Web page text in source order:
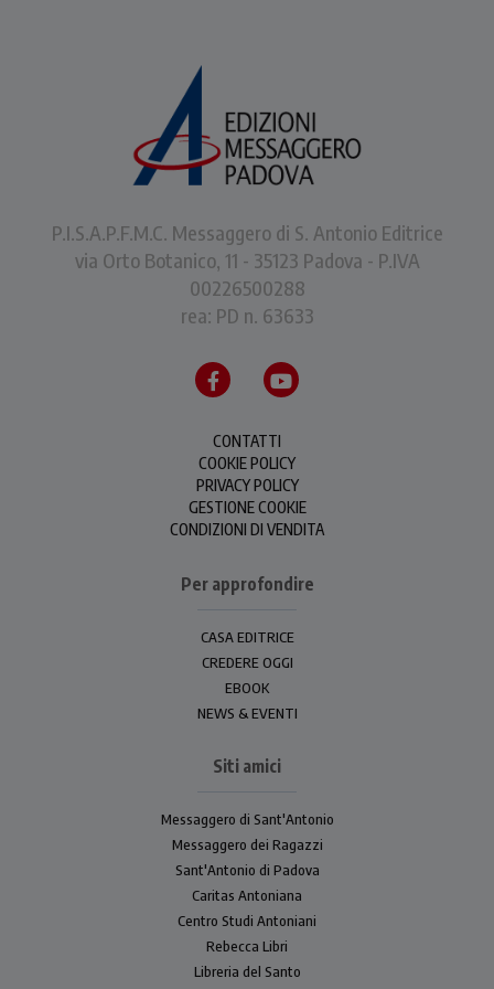
P.I.S.A.P.F.M.C. Messaggero di S. Antonio Editrice
via Orto Botanico, 11 - 35123 Padova - P.IVA
00226500288
rea: PD n. 63633
CONTATTI
COOKIE POLICY
PRIVACY POLICY
GESTIONE COOKIE
CONDIZIONI DI VENDITA
Per approfondire
CASA EDITRICE
CREDERE OGGI
EBOOK
NEWS & EVENTI
Siti amici
Messaggero di Sant'Antonio
Messaggero dei Ragazzi
Sant'Antonio di Padova
Caritas Antoniana
Centro Studi Antoniani
Rebecca Libri
Libreria del Santo